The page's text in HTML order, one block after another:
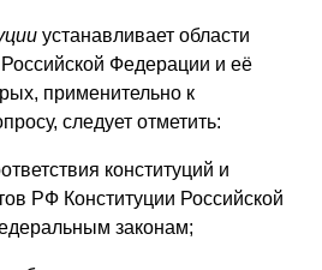
устанавливает области
Федерации и её
применительно к
следует отметить:
конституций и
РФ Конституции Российской
законам;